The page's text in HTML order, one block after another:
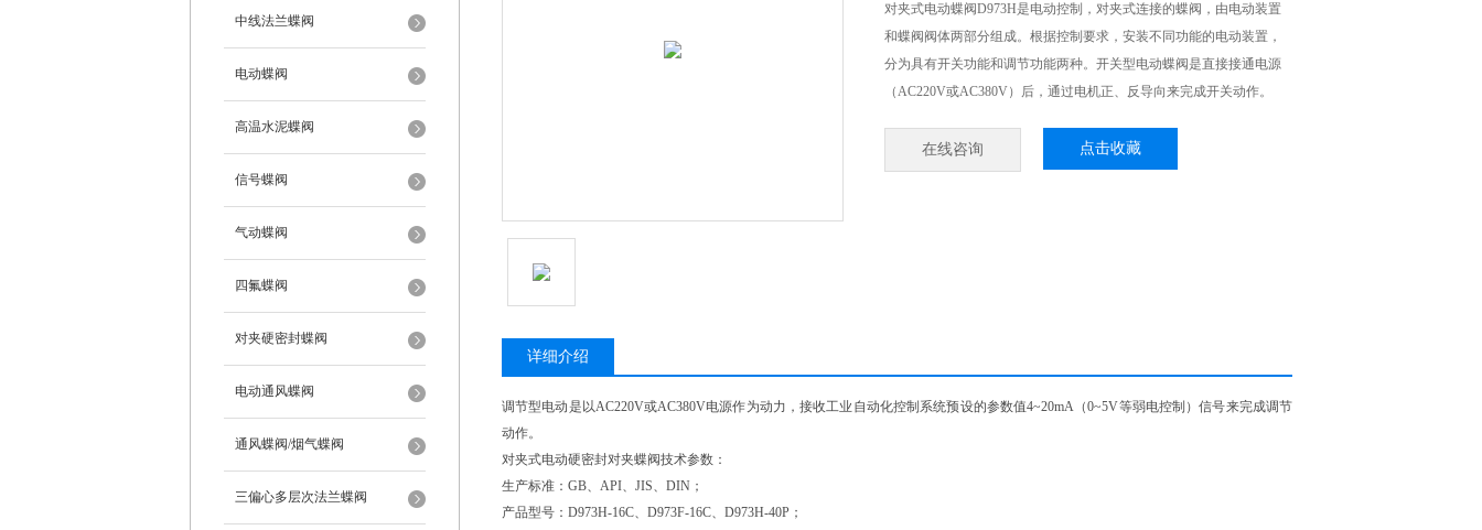
中线法兰蝶阀
电动蝶阀
高温水泥蝶阀
信号蝶阀
气动蝶阀
四氟蝶阀
对夹硬密封蝶阀
电动通风蝶阀
通风蝶阀/烟气蝶阀
三偏心多层次法兰蝶阀
对夹式电动蝶阀D973H是电动控制，对夹式连接的蝶阀，由电动装置
和蝶阀阀体两部分组成。根据控制要求，安装不同功能的电动装置，
分为具有开关功能和调节功能两种。开关型电动蝶阀是直接接通电源
（AC220V或AC380V）后，通过电机正、反导向来完成开关动作。
在线咨询 点击收藏
详细介绍
调节型电动是以AC220V或AC380V电源作为动力，接收工业自动化控制系统预设的参数值4~20mA（0~5V等弱电控制）信号来完成调节
动作。
对夹式电动硬密封对夹蝶阀技术参数：
生产标准：GB、API、JIS、DIN；
产品型号：D973H-16C、D973F-16C、D973H-40P；